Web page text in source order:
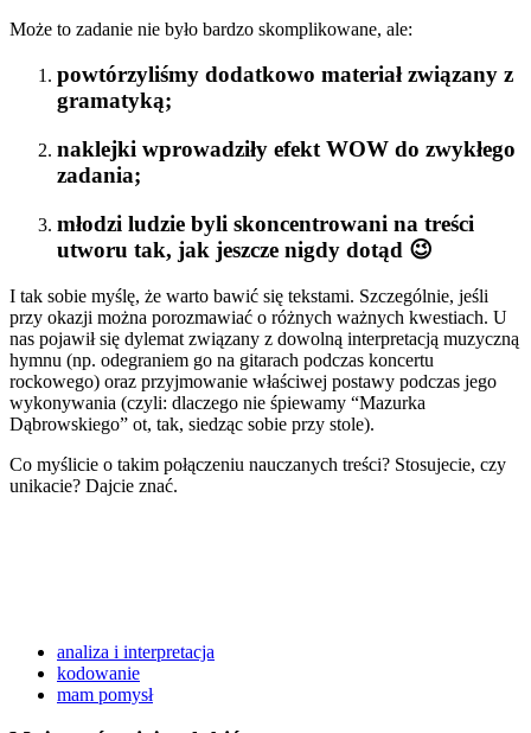
Może to zadanie nie było bardzo skomplikowane, ale:
powtórzyliśmy dodatkowo materiał związany z
gramatyką;
naklejki wprowadziły efekt WOW do zwykłego
zadania;
młodzi ludzie byli skoncentrowani na treści
utworu tak, jak jeszcze nigdy dotąd 😉
I tak sobie myślę, że warto bawić się tekstami. Szczególnie, jeśli
przy okazji można porozmawiać o różnych ważnych kwestiach. U
nas pojawił się dylemat związany z dowolną interpretacją muzyczną
hymnu (np. odegraniem go na gitarach podczas koncertu
rockowego) oraz przyjmowanie właściwej postawy podczas jego
wykonywania (czyli: dlaczego nie śpiewamy “Mazurka
Dąbrowskiego” ot, tak, siedząc sobie przy stole).
Co myślicie o takim połączeniu nauczanych treści? Stosujecie, czy
unikacie? Dajcie znać.
analiza i interpretacja
kodowanie
mam pomysł